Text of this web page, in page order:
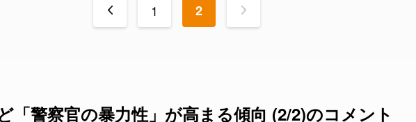
< 1 2 >
「警察官の暴力性」が高まる傾向 (2/2)のコメント